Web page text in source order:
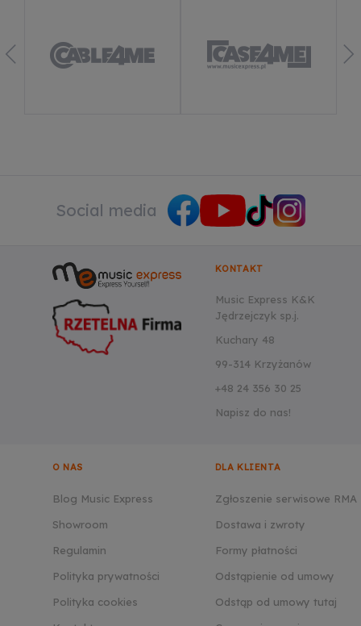
Social media
KONTAKT
Music Express K&K
Jędrzejczyk sp.j.
Kuchary 48
99-314 Krzyżanów
+48 24 356 30 25
Napisz do nas!
O NAS
Blog Music Express
Showroom
Regulamin
Polityka prywatności
Polityka cookies
DLA KLIENTA
Zgłoszenie serwisowe RMA
Dostawa i zwroty
Formy płatności
Odstąpienie od umowy
Odstąp od umowy tutaj